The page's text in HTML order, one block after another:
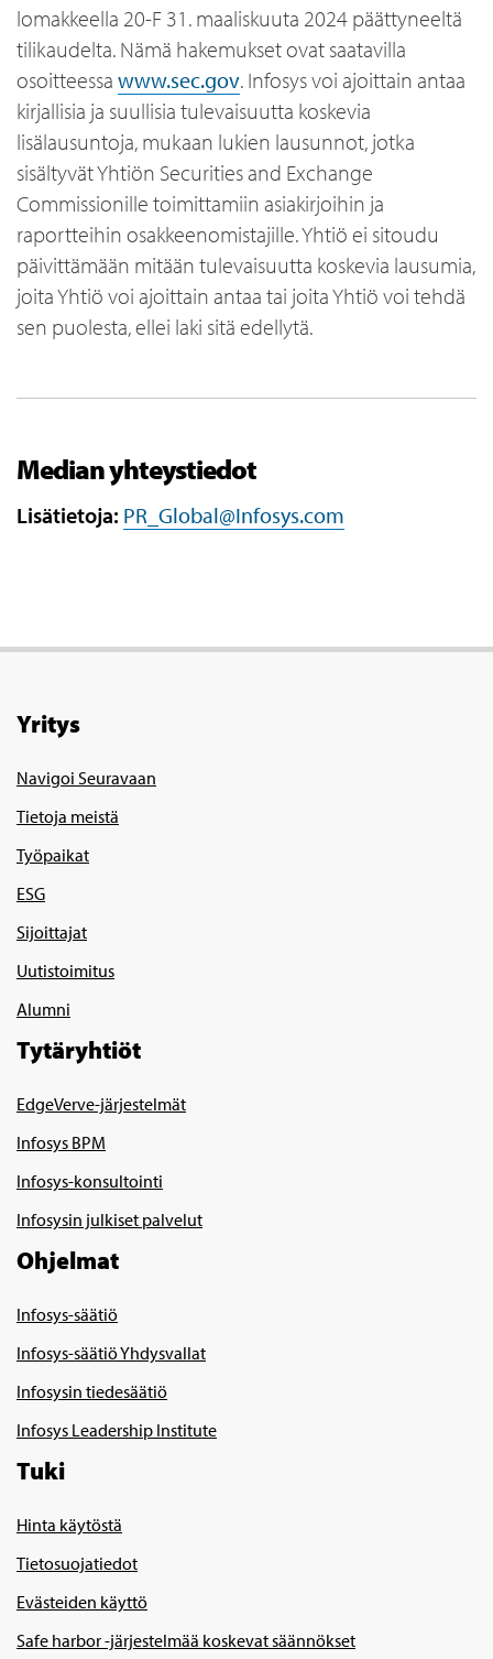
lomakkeella 20-F 31. maaliskuuta 2024 päättyneeltä
tilikaudelta. Nämä hakemukset ovat saatavilla
osoitteessa www.sec.gov. Infosys voi ajoittain antaa
kirjallisia ja suullisia tulevaisuutta koskevia
lisälausuntoja, mukaan lukien lausunnot, jotka
sisältyvät Yhtiön Securities and Exchange
Commissionille toimittamiin asiakirjoihin ja
raportteihin osakkeenomistajille. Yhtiö ei sitoudu
päivittämään mitään tulevaisuutta koskevia lausumia,
joita Yhtiö voi ajoittain antaa tai joita Yhtiö voi tehdä
sen puolesta, ellei laki sitä edellytä.
Median yhteystiedot
Lisätietoja: PR_Global@Infosys.com
Yritys
Navigoi Seuravaan
Tietoja meistä
Työpaikat
ESG
Sijoittajat
Uutistoimitus
Alumni
Tytäryhtiöt
EdgeVerve-järjestelmät
Infosys BPM
Infosys-konsultointi
Infosysin julkiset palvelut
Ohjelmat
Infosys-säätiö
Infosys-säätiö Yhdysvallat
Infosysin tiedesäätiö
Infosys Leadership Institute
Tuki
Hinta käytöstä
Tietosuojatiedot
Evästeiden käyttö
Safe harbor -järjestelmää koskevat säännökset